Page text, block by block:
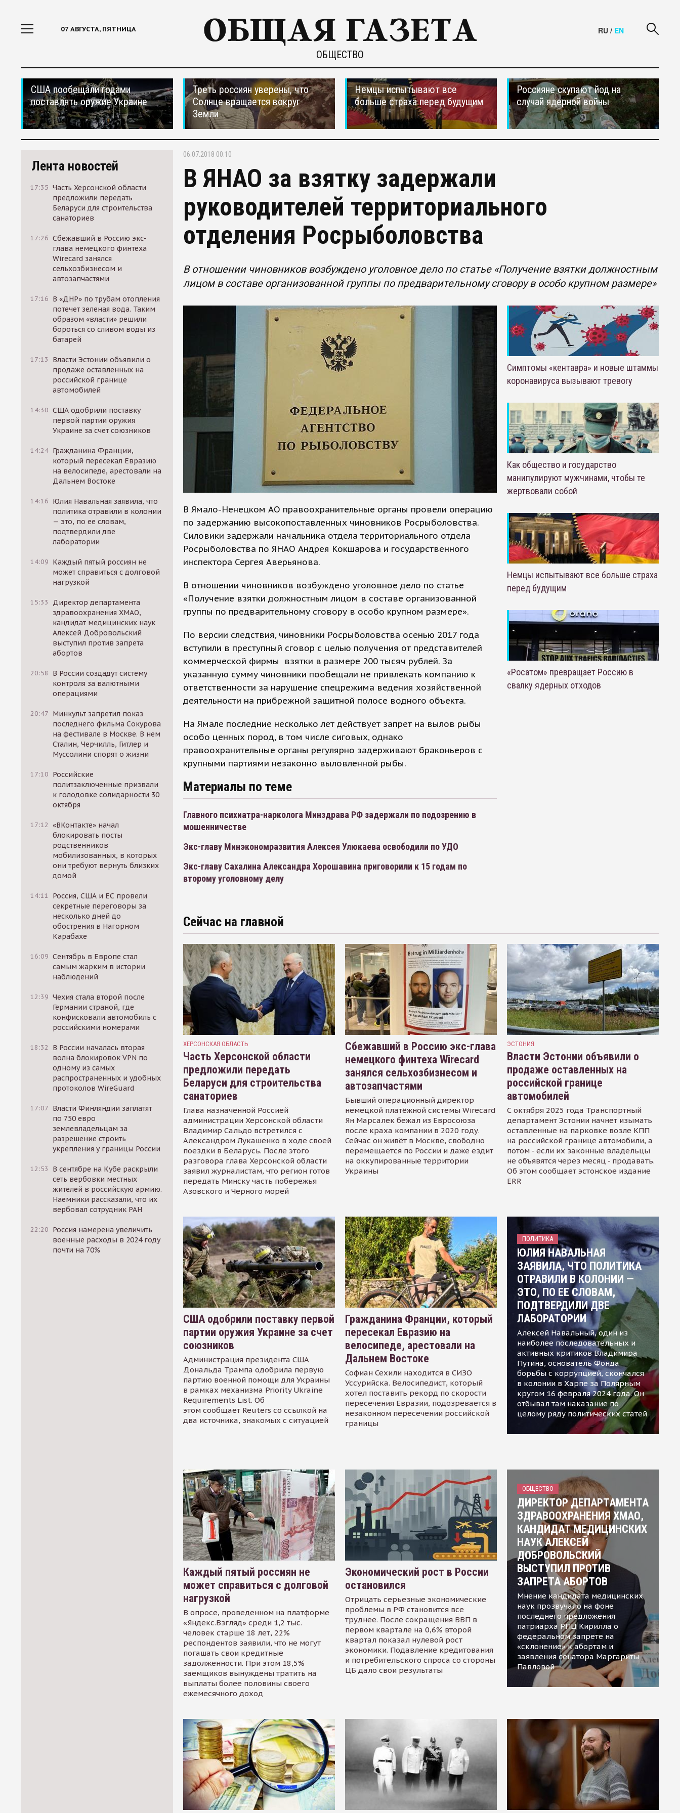
07 АВГУСТА, ПЯТНИЦА
ОБЩЕСТВО
RU / EN
США пообещали годами
поставлять оружие Украине
Треть россиян уверены, что
Солнце вращается вокруг
Земли
Немцы испытывают все
больше страха перед будущим
Россияне скупают йод на
случай ядерной войны
Лента новостей
17:35 Часть Херсонской области
предложили передать
Беларуси для строительства
санаториев
17:26 Сбежавший в Россию экс-
глава немецкого финтеха
Wirecard занялся
сельхозбизнесом и
автозапчастями
17:16 В «ДНР» по трубам отопления
потечет зеленая вода. Таким
образом «власти» решили
бороться со сливом воды из
батарей
17:13
Власти Эстонии объявили о
продаже оставленных на
российской границе
автомобилей
14:30 США одобрили поставку
первой партии оружия
Украине за счет союзников
14:24 Гражданина Франции,
который пересекал Евразию
на велосипеде, арестовали на
Дальнем Востоке
14:16 Юлия Навальная заявила, что
политика отравили в колонии
— это, по ее словам,
подтвердили две
лаборатории
14:09 Каждый пятый россиян не
может справиться с долговой
нагрузкой
15:33
Директор департамента
здравоохранения ХМАО,
кандидат медицинских наук
Алексей Добровольский
выступил против запрета
абортов
20:58
В России создадут систему
контроля за валютными
операциями
20:47 Минкульт запретил показ
последнего фильма Сокурова
на фестивале в Москве. В нем
Сталин, Черчилль, Гитлер и
Муссолини спорят о жизни
17:10 Российские
политзаключенные призвали
к голодовке солидарности 30
октября
17:12 «ВКонтакте» начал
блокировать посты
родственников
мобилизованных, в которых
они требуют вернуть близких
домой
14:11
Россия, США и ЕС провели
секретные переговоры за
несколько дней до
обострения в Нагорном
Карабахе
16:09 Сентябрь в Европе стал
самым жарким в истории
наблюдений
12:39 Чехия стала второй после
Германии страной, где
конфисковали автомобиль с
российскими номерами
18:32
В России началась вторая
волна блокировок VPN по
одному из самых
распространенных и удобных
протоколов WireGuard
17:07 Власти Финляндии заплатят
по 750 евро
землевладельцам за
разрешение строить
укрепления у границы России
12:53
В сентябре на Кубе раскрыли
сеть вербовки местных
жителей в российскую армию.
Наемники рассказали, что их
вербовал сотрудник РАН
22:20 Россия намерена увеличить
военные расходы в 2024 году
почти на 70%
06.07.2018 00:10
В ЯНАО за взятку задержали
руководителей территориального
отделения Росрыболовства
В отношении чиновников возбуждено уголовное дело по статье «Получение взятки должностным
лицом в составе организованной группы по предварительному сговору в особо крупном размере»
В Ямало-Ненецком АО правоохранительные органы провели операцию
по задержанию высокопоставленных чиновников Росрыболовства.
Силовики задержали начальника отдела территориального отдела
Росрыболовства по ЯНАО Андрея Кокшарова и государственного
инспектора Сергея Аверьянова.
В отношении чиновников возбуждено уголовное дело по статье
«Получение взятки должностным лицом в составе организованной
группы по предварительному сговору в особо крупном размере».
По версии следствия, чиновники Росрыболовства осенью 2017 года
вступили в преступный сговор с целью получения от представителей
коммерческой фирмы взятки в размере 200 тысяч рублей. За
указанную сумму чиновники пообещали не привлекать компанию к
ответственности за нарушение спецрежима ведения хозяйственной
деятельности на прибрежной защитной полосе водного объекта.
На Ямале последние несколько лет действует запрет на вылов рыбы
особо ценных пород, в том числе сиговых, однако
правоохранительные органы регулярно задерживают браконьеров с
крупными партиями незаконно выловленной рыбы.
Материалы по теме
Главного психиатра-нарколога Минздрава РФ задержали по подозрению в
мошенничестве
Экс-главу Минэкономразвития Алексея Улюкаева освободили по УДО
Экс-главу Сахалина Александра Хорошавина приговорили к 15 годам по
второму уголовному делу
Симптомы «кентавра» и новые штаммы
коронавируса вызывают тревогу
Как общество и государство
манипулируют мужчинами, чтобы те
жертвовали собой
Немцы испытывают все больше страха
перед будущим
«Росатом» превращает Россию в
свалку ядерных отходов
Сейчас на главной
ХЕРСОНСКАЯ ОБЛАСТЬ
Часть Херсонской области
предложили передать
Беларуси для строительства
санаториев
Глава назначенной Россией
администрации Херсонской области
Владимир Сальдо встретился с
Александром Лукашенко в ходе своей
поездки в Беларусь. После этого
разговора глава Херсонской области
заявил журналистам, что регион готов
передать Минску часть побережья
Азовского и Черного морей
Сбежавший в Россию экс-глава
немецкого финтеха Wirecard
занялся сельхозбизнесом и
автозапчастями
Бывший операционный директор
немецкой платёжной системы Wirecard
Ян Марсалек бежал из Евросоюза
после краха компании в 2020 году.
Сейчас он живёт в Москве, свободно
перемещается по России и даже ездит
на оккупированные территории
Украины
ЭСТОНИЯ
Власти Эстонии объявили о
продаже оставленных на
российской границе
автомобилей
С октября 2025 года Транспортный
департамент Эстонии начнет изымать
оставленные на парковке возле КПП
на российской границе автомобили, а
потом - если их законные владельцы
не объявятся через месяц - продавать.
Об этом сообщает эстонское издание
ERR
США одобрили поставку первой
партии оружия Украине за счет
союзников
Администрация президента США
Дональда Трампа одобрила первую
партию военной помощи для Украины
в рамках механизма Priority Ukraine
Requirements List. Об
этом сообщает Reuters со ссылкой на
два источника, знакомых с ситуацией
Гражданина Франции, который
пересекал Евразию на
велосипеде, арестовали на
Дальнем Востоке
Софиан Сехили находится в СИЗО
Уссурийска. Велосипедист, который
хотел поставить рекорд по скорости
пересечения Евразии, подозревается в
незаконном пересечении российской
границы
ПОЛИТИКА
ЮЛИЯ НАВАЛЬНАЯ
ЗАЯВИЛА, ЧТО ПОЛИТИКА
ОТРАВИЛИ В КОЛОНИИ —
ЭТО, ПО ЕЕ СЛОВАМ,
ПОДТВЕРДИЛИ ДВЕ
ЛАБОРАТОРИИ
Алексей Навальный, один из
наиболее последовательных и
активных критиков Владимира
Путина, основатель Фонда
борьбы с коррупцией, скончался
в колонии в Харпе за Полярным
кругом 16 февраля 2024 года. Он
отбывал там наказание по
целому ряду политических статей
Каждый пятый россиян не
может справиться с долговой
нагрузкой
В опросе, проведенном на платформе
«Яндекс.Взгляд» среди 1,2 тыс.
человек старше 18 лет, 22%
респондентов заявили, что не могут
погашать свои кредитные
задолженности. При этом 18,5%
заемщиков вынуждены тратить на
выплаты более половины своего
ежемесячного доход
Экономический рост в России
остановился
Отрицать серьезные экономические
проблемы в РФ становится все
труднее. После сокращения ВВП в
первом квартале на 0,6% второй
квартал показал нулевой рост
экономики. Подавление кредитования
и потребительского спроса со стороны
ЦБ дало свои результаты
ОБЩЕСТВО
ДИРЕКТОР ДЕПАРТАМЕНТА
ЗДРАВООХРАНЕНИЯ ХМАО,
КАНДИДАТ МЕДИЦИНСКИХ
НАУК АЛЕКСЕЙ
ДОБРОВОЛЬСКИЙ
ВЫСТУПИЛ ПРОТИВ
ЗАПРЕТА АБОРТОВ
Мнение кандидата медицинских
наук прозвучало на фоне
последнего предложения
патриарха РПЦ Кирилла о
федеральном запрете на
«склонение» к абортам и
заявления сенатора Маргариты
Павловой